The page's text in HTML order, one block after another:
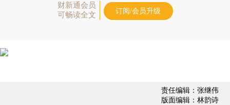
财新通会员
可畅读全文
订阅/会员升级
责任编辑：张继伟
版面编辑：林韵诗